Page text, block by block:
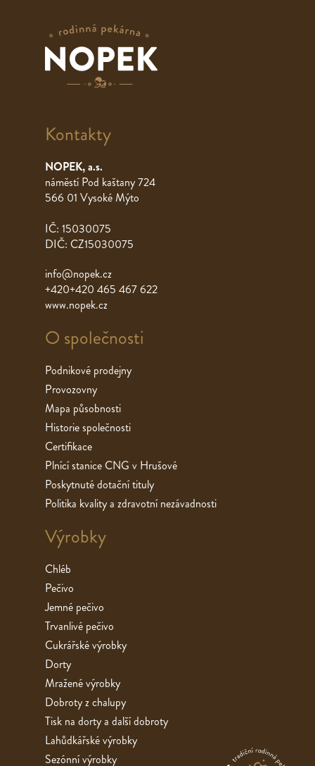
Kontakty
NOPEK, a.s.
náměstí Pod kaštany 724
566 01 Vysoké Mýto
IČ: 15030075
DIČ: CZ15030075
info@nopek.cz
+420+420 465 467 622
www.nopek.cz
O společnosti
Podnikové prodejny
Provozovny
Mapa působnosti
Historie společnosti
Certifikace
Plnící stanice CNG v Hrušové
Poskytnuté dotační tituly
Politika kvality a zdravotní nezávadnosti
Výrobky
Chléb
Pečivo
Jemné pečivo
Trvanlivé pečivo
Cukrářské výrobky
Dorty
Mražené výrobky
Dobroty z chalupy
Tisk na dorty a další dobroty
Lahůdkářské výrobky
Sezónní výrobky